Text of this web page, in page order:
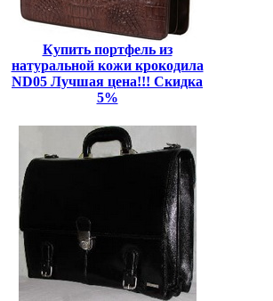
Купить портфель из
натуральной кожи крокодила
ND05 Лучшая цена!!! Скидка
5%